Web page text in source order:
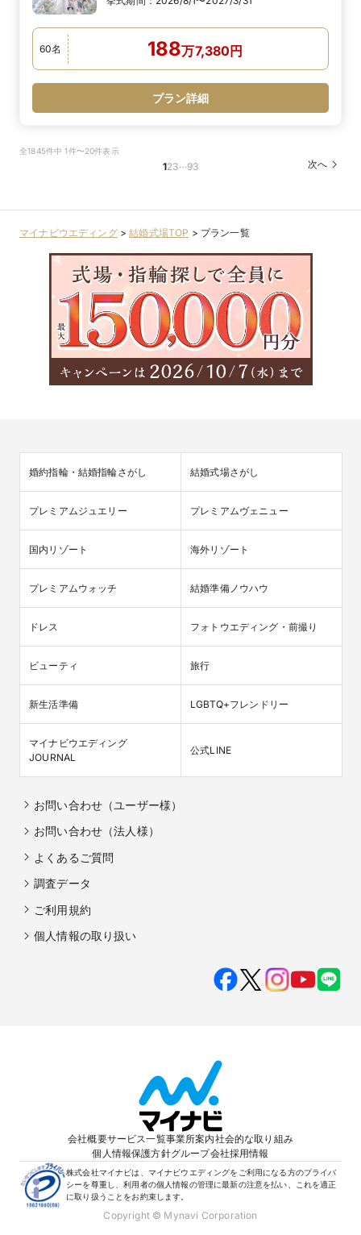
60名 188万7,380円
プラン詳細
全1845件中 1件〜20件表示
123…93 次へ
マイナビウエディング>結婚式場TOP > プラン一覧
婚約指輪・結婚指輪さがし 結婚式場さがし
プレミアムジュエリー プレミアムヴェニュー
国内リゾート 海外リゾート
プレミアムウォッチ 結婚準備ノウハウ
ドレス フォトウエディング・前撮り
ビューティ 旅行
新生活準備 LGBTQ+フレンドリー
マイナビウエディング
JOURNAL
公式LINE
お問い合わせ（ユーザー様）
お問い合わせ（法人様）
よくあるご質問
調査データ
ご利用規約
個人情報の取り扱い
会社概要サービス一覧事業所案内社会的な取り組み
個人情報保護方針グループ会社採用情報
株式会社マイナビは、マイナビウエディングをご利用になる方のプライバ
シーを尊重し、利用者の個人情報の管理に最新の注意を払い、これを適正
に取り扱うことをお約束します。
Copyright © Mynavi Corporation